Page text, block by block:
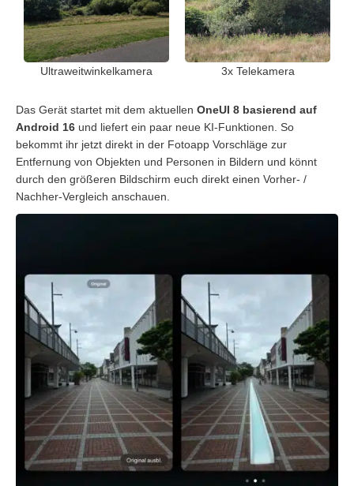
Ultraweitwinkelkamera 3x Telekamera
Das Gerät startet mit dem aktuellen OneUI 8 basierend auf
Android 16 und liefert ein paar neue KI-Funktionen. So
bekommt ihr jetzt direkt in der Fotoapp Vorschläge zur
Entfernung von Objekten und Personen in Bildern und könnt
durch den größeren Bildschirm euch direkt einen Vorher- /
Nachher-Vergleich anschauen.